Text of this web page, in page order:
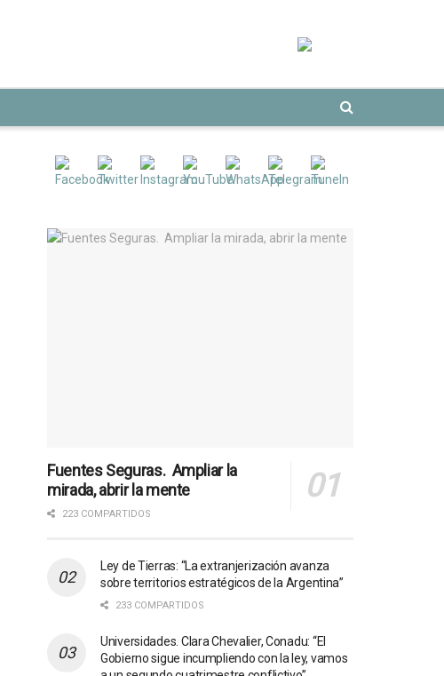
Fuentes Seguras. Ampliar la
mirada, abrir la mente
223 COMPARTIDOS
Ley de Tierras: “La extranjerización avanza
sobre territorios estratégicos de la Argentina”
233 COMPARTIDOS
Universidades. Clara Chevalier, Conadu: “El
Gobierno sigue incumpliendo con la ley, vamos